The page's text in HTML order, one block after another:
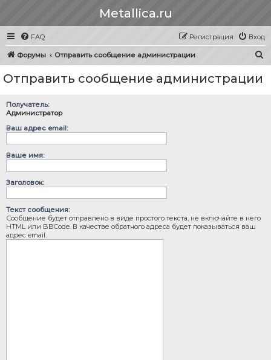
Metallica.ru
FAQ Вход
Регистрация
Форумы Отправить сообщение администрации
Отправить сообщение администрации
Получатель:
Администратор
Ваш адрес email:
Ваше имя:
Заголовок:
Текст сообщения:
Сообщение будет отправлено в виде простого текста, не включайте в него
HTML или BBCode. В качестве обратного адреса будет показываться ваш
адрес email.